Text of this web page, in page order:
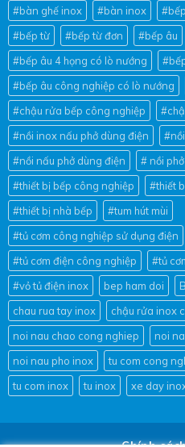
#bàn ghế inox #bàn inox
#bếp từ
#bếp từ đơn #bếp âu
#bếp âu 4 họng có lò nướng
#bếp âu công nghiệp có lò nướng
#chậu rửa bếp công nghiệp
#nồi inox nấu phở dùng điện
#nồi nấu phở dùng điện
# nồi
#thiết bị bếp công nghiệp
#thiết
#thiết bị nhà bếp
#tum hút mùi
#tủ cơm công nghiệp sử dụng điện
#tủ cơm điện công nghiệp
#tủ
#vỏ tủ điện inox
bep ham doi
chau rua tay inox
chậu rửa inox
noi nau chao cong nghiep
noi
noi nau pho inox
tu com cong
tu com inox
tu inox xe day